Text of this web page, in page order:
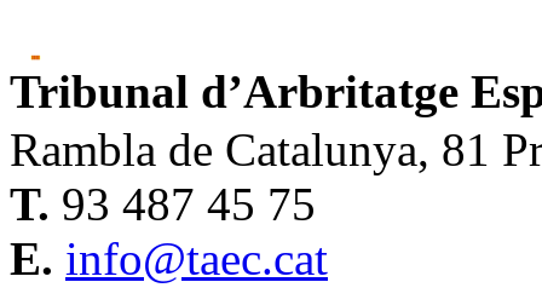
Tribunal d’Arbritatge
Rambla de Catalunya, 81
T. 93 487 45 75
E. info@taec.cat